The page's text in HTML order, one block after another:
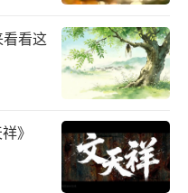
精”之后，孙悟空
师徒三人行至碗子
的黄袍怪将唐僧捉
象国的三公主百花
托唐僧送一封家书
，这位薄命的公主
看这
》